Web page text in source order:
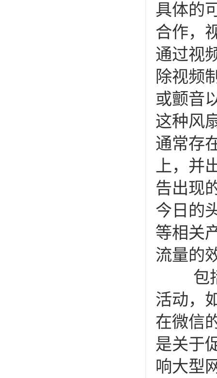
具体的
合作，
通过视
除视频
或颤音
这种风
通常存
上，并
告出现
今日的
等相关
流量的
包括
活动，
在微信
是关于
响大型